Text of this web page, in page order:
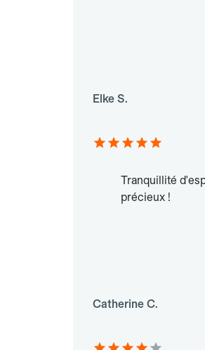
Elke S.
Tranquillité
précieux !
Catherine C.